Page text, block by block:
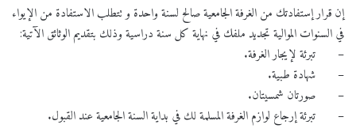
إن قرار إستفادتك من الغرفة الجامعية صالح لسنة واحدة و تتطلب الاستفادة من الإيواء
في السنوات الموالية تجديد ملفك في نهاية كل سنة دراسية وذلك بتقديم الوثائق الآتية:
– تبرئة لإيجار الغرفة.
– شهادة طبية.
– صورتان شمسيتان.
– تبرئة إرجاع لوازم الغرفة المسلمة لك في بداية السنة الجامعية عند القبول.